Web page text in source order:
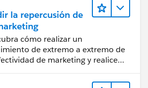
la repercusión de
cómo realizar un
de extremo a extremo de
de marketing y realice